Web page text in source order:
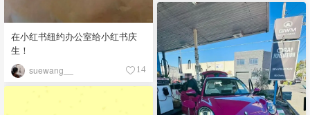
在小红书纽约办公室给小红书庆
生！
suewang__ 14